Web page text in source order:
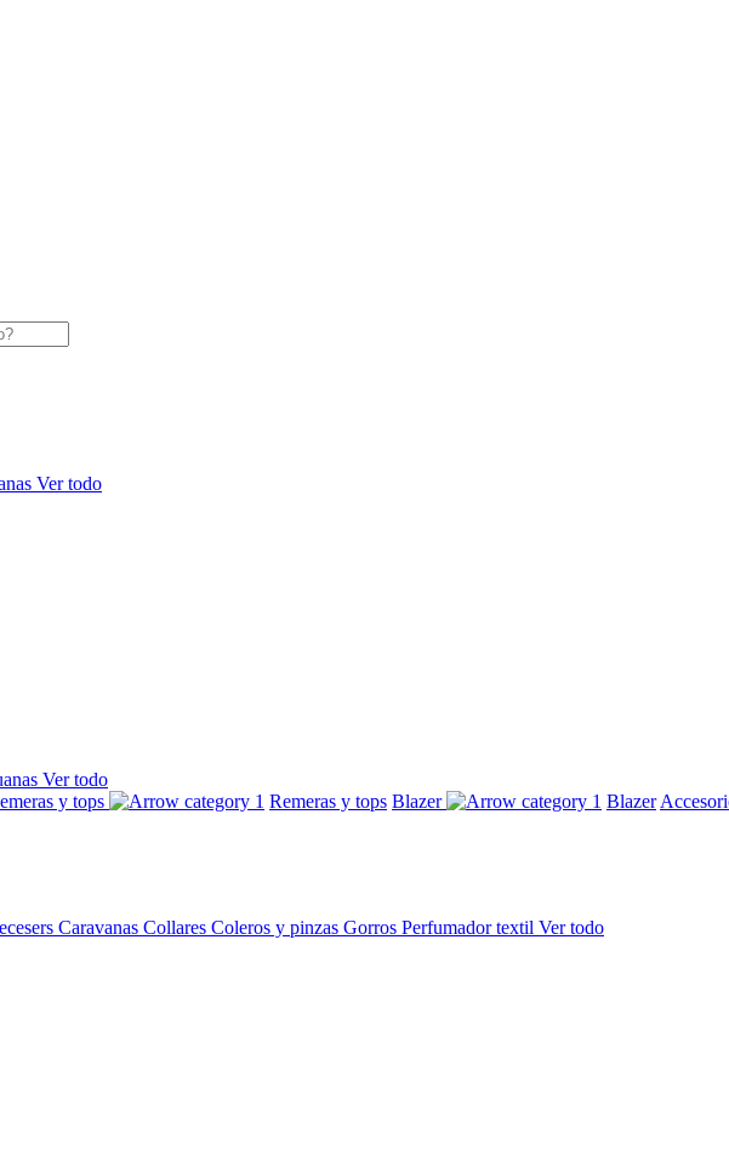
Ver todo
Ver todo
y tops Remeras y tops Blazer Blazer
Caravanas Collares Coleros y pinzas Gorros Perfumador textil Ver todo